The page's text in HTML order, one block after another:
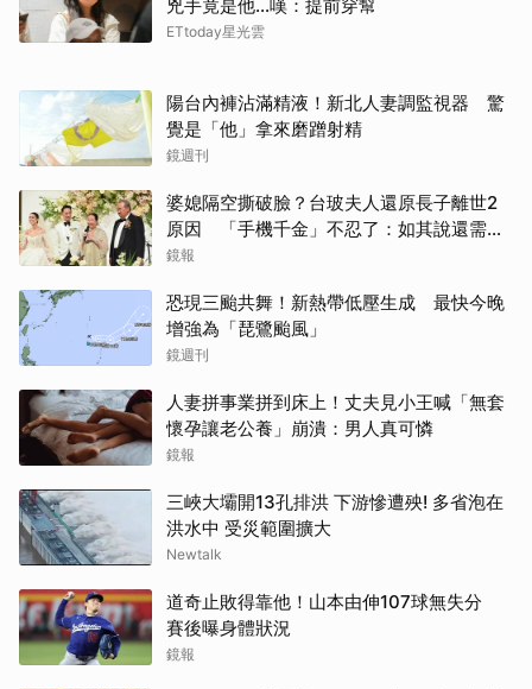
兇手竟是他...嘆：提前穿幫
ETtoday星光雲
陽台內褲沾滿精液！新北人妻調監視器 驚
覺是「他」拿來磨蹭射精
鏡週刊
婆媳隔空撕破臉？台玻夫人還原長子離世2
原因 「手機千金」不忍了：如其說還需要
離開嗎？
鏡報
恐現三颱共舞！新熱帶低壓生成 最快今晚
增強為「琵鷺颱風」
鏡週刊
人妻拼事業拼到床上！丈夫見小王喊「無套
懷孕讓老公養」崩潰：男人真可憐
鏡報
三峽大壩開13孔排洪 下游慘遭殃! 多省泡在
洪水中 受災範圍擴大
Newtalk
道奇止敗得靠他！山本由伸107球無失分
賽後曝身體狀況
鏡報
取消